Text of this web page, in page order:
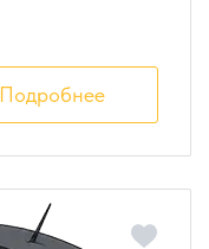
Подробнее